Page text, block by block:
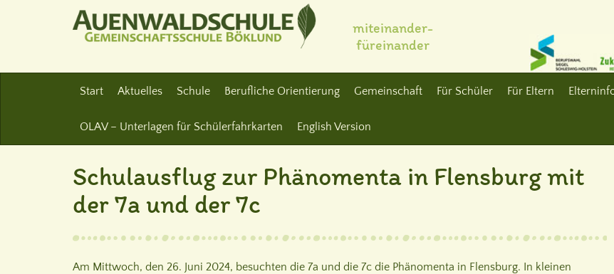
miteinander-
füreinander
Start Aktuelles Schule Berufliche Orientierung Gemeinschaft Für Schüler Für Eltern
OLAV – Unterlagen für Schülerfahrkarten English Version
Schulausflug zur Phänomenta in Flensburg mit
der 7a und der 7c
Am Mittwoch, den 26. Juni 2024, besuchten die 7a und die 7c die Phänomenta in Flensburg. In kleinen